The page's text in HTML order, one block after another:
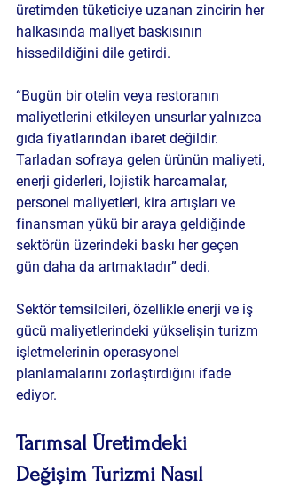
üretimden tüketiciye uzanan zincirin her
halkasında maliyet baskısının
hissedildiğini dile getirdi.
“Bugün bir otelin veya restoranın
maliyetlerini etkileyen unsurlar yalnızca
gıda fiyatlarından ibaret değildir.
Tarladan sofraya gelen ürünün maliyeti,
enerji giderleri, lojistik harcamalar,
personel maliyetleri, kira artışları ve
finansman yükü bir araya geldiğinde
sektörün üzerindeki baskı her geçen
gün daha da artmaktadır” dedi.
Sektör temsilcileri, özellikle enerji ve iş
gücü maliyetlerindeki yükselişin turizm
işletmelerinin operasyonel
planlamalarını zorlaştırdığını ifade
ediyor.
Tarımsal Üretimdeki
Değişim Turizmi Nasıl